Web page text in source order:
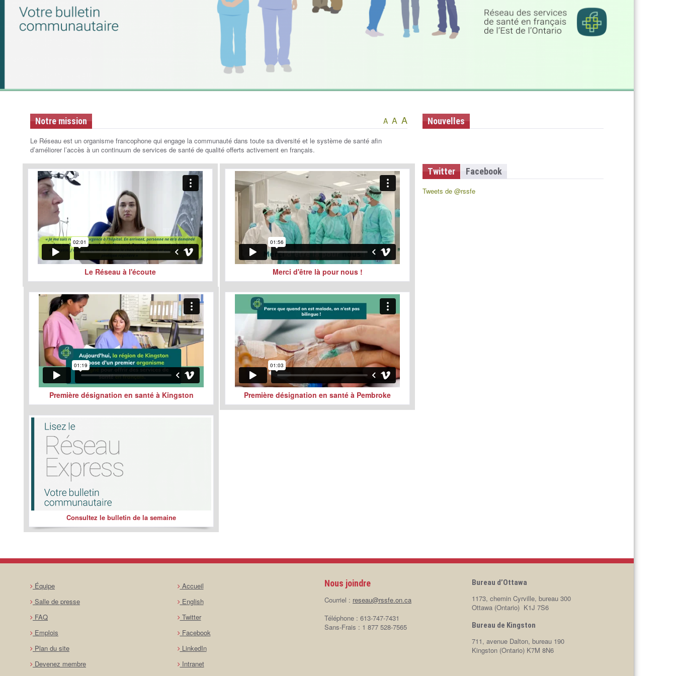
Notre mission A A A
Le Réseau est un organisme francophone qui engage la communauté dans toute sa diversité et le système de santé afin
d’améliorer l’accès à un continuum de services de santé de qualité offerts activement en français.
Le Réseau à l'écoute Merci d'être là pour nous !
Première désignation en santé à Kingston Première désignation en santé à Pembroke
Consultez le bulletin de la semaine
Nouvelles
Twitter Facebook
Tweets de @rssfe
Équipe
Salle de presse
FAQ
Emplois
Plan du site
Devenez membre
Accueil
English
Twitter
Facebook
LinkedIn
Intranet
Nous joindre
Courriel : reseau@rssfe.on.ca
Téléphone : 613-747-7431
Sans-Frais : 1 877 528-7565
Bureau d’Ottawa
1173, chemin Cyrville, bureau 300
Ottawa (Ontario) K1J 7S6
Bureau de Kingston
711, avenue Dalton, bureau 190
Kingston (Ontario) K7M 8N6